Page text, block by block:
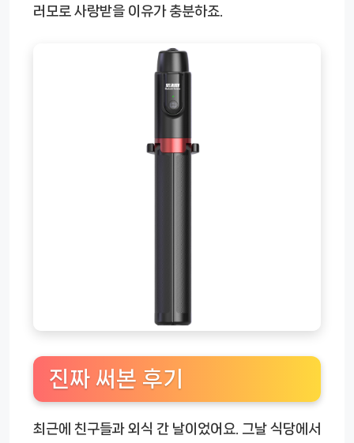
러모로 사랑받을 이유가 충분하죠.
진짜 써본 후기
최근에 친구들과 외식 간 날이었어요. 그날 식당에서